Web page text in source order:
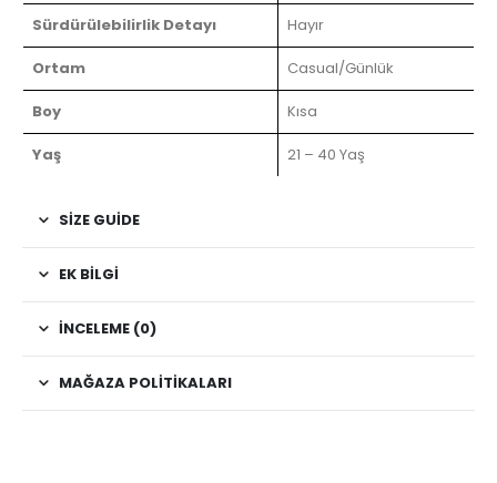
Sürdürülebilirlik Detayı Hayır
Ortam Casual/Günlük
Boy Kısa
Yaş 21 – 40 Yaş
SIZE GUIDE
EK BILGI
İNCELEME (0)
MAĞAZA POLITIKALARI